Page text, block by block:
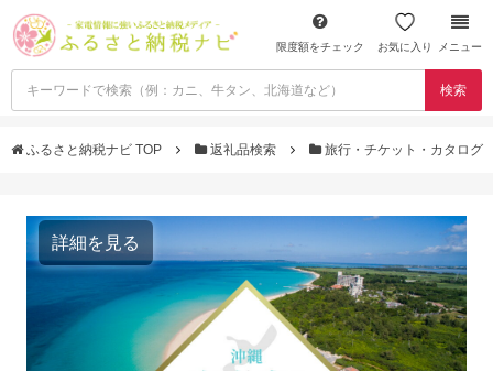
限度額をチェック お気に入り メニュー
検索
ふるさと納税ナビ TOP 返礼品検索 旅行・チケット・カタログ
詳細を見る